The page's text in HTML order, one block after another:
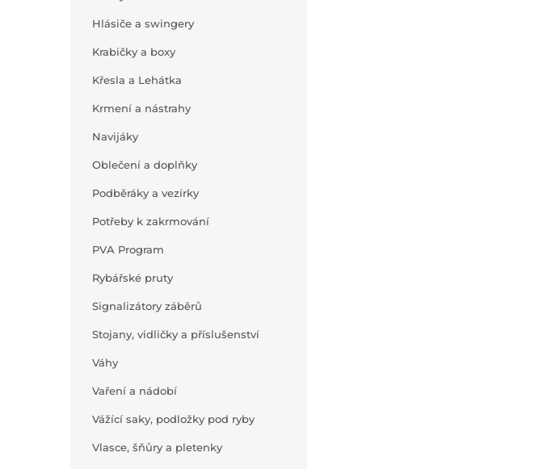
Hlásiče a swingery
Krabičky a boxy
Křesla a Lehátka
Krmení a nástrahy
Navijáky
Oblečení a doplňky
Podběráky a vezírky
Potřeby k zakrmování
PVA Program
Rybářské pruty
Signalizátory záběrů
Stojany, vidličky a příslušenství
Váhy
Vaření a nádobí
Vážící saky, podložky pod ryby
Vlasce, šňůry a pletenky